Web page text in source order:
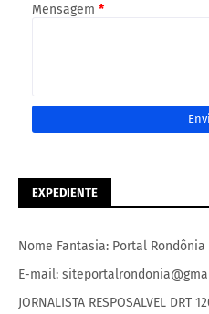
Mensagem *
EXPEDIENTE
Nome Fantasia: Portal
E-mail:
JORNALISTA RESPOSALVEL DRT